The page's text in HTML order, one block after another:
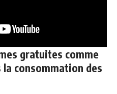
gratuites comme
la consommation des